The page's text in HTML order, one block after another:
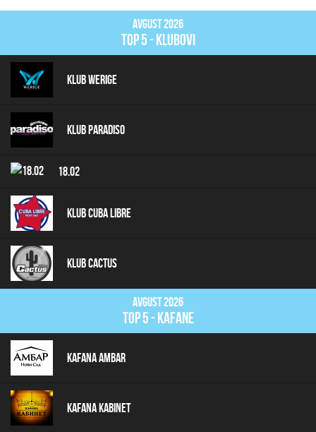
Avgust 2026
top 5 - klubovi
Klub Werige
Klub Paradiso
18.02
Klub Cuba Libre
Klub Cactus
Avgust 2026
top 5 - kafane
Kafana Ambar
Kafana Kabinet